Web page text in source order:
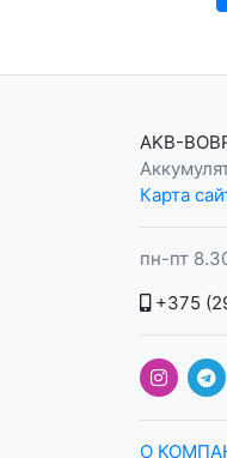
AKB-
Карта
пн-пт
+375
О